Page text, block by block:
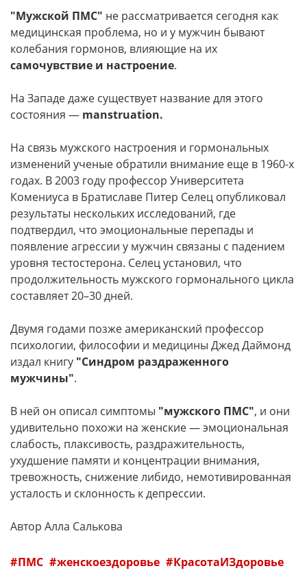
"Мужской ПМС" не рассматривается сегодня как
медицинская проблема, но и у мужчин бывают
колебания гормонов, влияющие на их
самочувствие и настроение.
На Западе даже существует название для этого
состояния — manstruation.
На связь мужского настроения и гормональных
изменений ученые обратили внимание еще в 1960-х
годах. В 2003 году профессор Университета
Комениуса в Братиславе Питер Селец опубликовал
результаты нескольких исследований, где
подтвердил, что эмоциональные перепады и
появление агрессии у мужчин связаны с падением
уровня тестостерона. Селец установил, что
продолжительность мужского гормонального цикла
составляет 20–30 дней.
Двумя годами позже американский профессор
психологии, философии и медицины Джед Даймонд
издал книгу "Синдром раздраженного
мужчины".
В ней он описал симптомы "мужского ПМС", и они
удивительно похожи на женские — эмоциональная
слабость, плаксивость, раздражительность,
ухудшение памяти и концентрации внимания,
тревожность, снижение либидо, немотивированная
усталость и склонность к депрессии.
Автор Алла Салькова
ПМС женскоездоровье КрасотаИЗдоровье